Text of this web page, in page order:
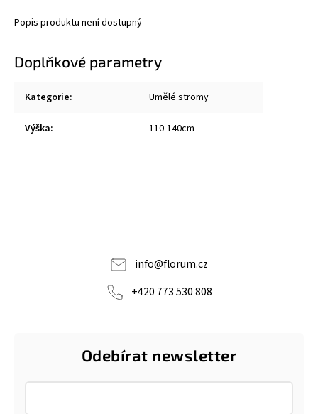
Popis produktu není dostupný
Doplňkové parametry
Kategorie: Umělé stromy
Výška: 110-140cm
info@florum.cz
+420 773 530 808
Odebírat newsletter